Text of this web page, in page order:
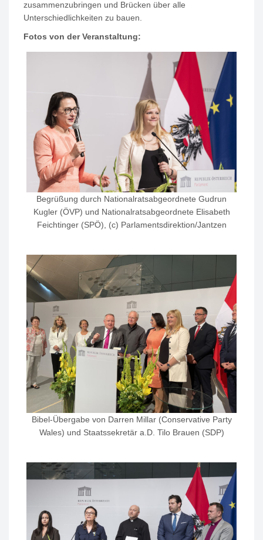
zusammenzubringen und Brücken über alle
Unterschiedlichkeiten zu bauen.
Fotos von der Veranstaltung:
Begrüßung durch Nationalratsabgeordnete Gudrun
Kugler (ÖVP) und Nationalratsabgeordnete Elisabeth
Feichtinger (SPÖ), (c) Parlamentsdirektion/Jantzen
Bibel-Übergabe von Darren Millar (Conservative Party
Wales) und Staatssekretär a.D. Tilo Brauen (SDP)